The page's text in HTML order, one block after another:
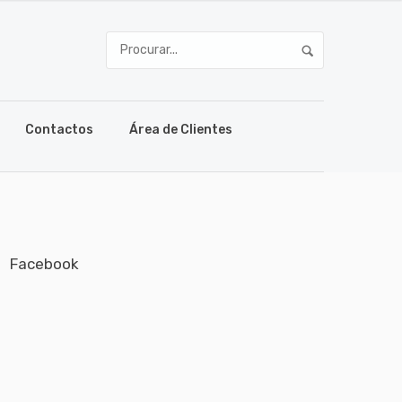
Contactos Área de Clientes
Facebook